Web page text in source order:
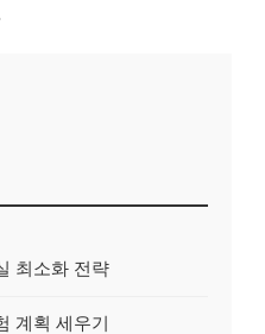
최소화 전략
계획 세우기